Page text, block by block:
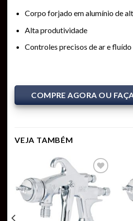
Corpo forjado em alumínio de
Alta produtividade
Controles precisos de ar e fluído
COMPRE AGORA OU
VEJA TAMBÉM
Add to
wishlist